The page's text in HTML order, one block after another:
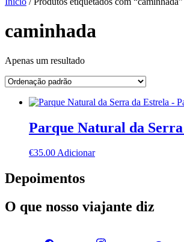
caminhada
Apenas um resultado
Parque Natural da Serra
€35.00Adicionar
Depoimentos
O que nosso viajante diz